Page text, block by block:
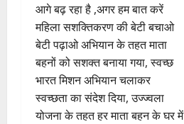
आगे बढ़ रहा है ,अगर हम बात करें
महिला सशक्तिकरण की बेटी बचाओ
बेटी पढ़ाओ अभियान के तहत माता
बहनों को सशक्त बनाया गया, स्वच्छ
भारत मिशन अभियान चलाकर
स्वच्छता का संदेश दिया, उज्ज्वला
योजना के तहत हर माता बहन के घर में